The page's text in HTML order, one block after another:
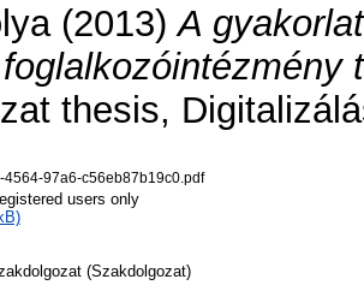
(2013)A
thesis,
97a6-c56eb87b19c0.pdf
users only
(Szakdolgozat)